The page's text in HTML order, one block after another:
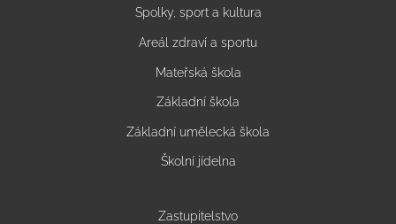
Spolky, sport a kultura
Areál zdraví a sportu
Mateřská škola
Základní škola
Základní umělecká škola
Školní jídelna
Zastupitelstvo